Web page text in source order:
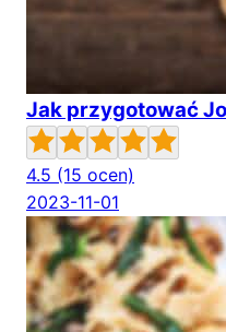
Jak przygotować
4.5 (15 ocen)
2023-11-01